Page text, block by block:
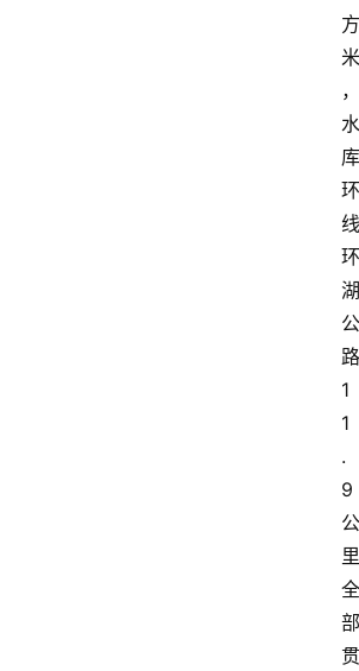
方
米
，
水
库
环
线
环
湖
公
路
1
1
.
9
公
里
全
部
贯